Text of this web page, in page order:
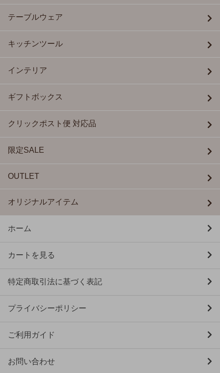
テーブルウェア
キッチンツール
インテリア
ギフトボックス
クリックポスト便 対応品
限定SALE
OUTLET
オリジナルアイテム
ホーム
カートを見る
特定商取引法に基づく表記
プライバシーポリシー
ご利用ガイド
お問い合わせ